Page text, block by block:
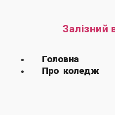
Залізний
Головна
Про коледж